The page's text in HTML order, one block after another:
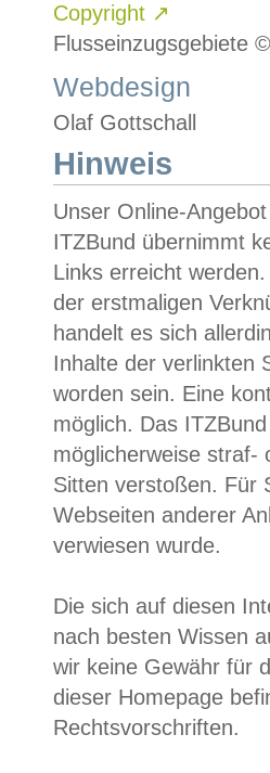
Copyright ↗
Flusseinzugsgebiete
Webdesign
Olaf Gottschall
Hinweis
Unser Online-
ITZBund übernimmt
Links erreicht
der erstmaligen
handelt es sich
Inhalte der verlinkten
worden sein. Eine
möglich. Das
möglicherweise straf-
Sitten verstoßen. Für
Webseiten anderer
verwiesen wurde.
Die sich auf diesen
nach besten Wissen
wir keine Gewähr für
dieser Homepage
Rechtsvorschriften.